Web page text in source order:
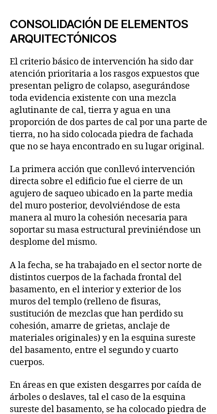
CONSOLIDACIÓN DE ELEMENTOS
ARQUITECTÓNICOS
El criterio básico de intervención ha sido dar
atención prioritaria a los rasgos expuestos que
presentan peligro de colapso, asegurándose
toda evidencia existente con una mezcla
aglutinante de cal, tierra y agua en una
proporción de dos partes de cal por una parte de
tierra, no ha sido colocada piedra de fachada
que no se haya encontrado en su lugar original.
La primera acción que conllevó intervención
directa sobre el edificio fue el cierre de un
agujero de saqueo ubicado en la parte media
del muro posterior, devolviéndose de esta
manera al muro la cohesión necesaria para
soportar su masa estructural previniéndose un
desplome del mismo.
A la fecha, se ha trabajado en el sector norte de
distintos cuerpos de la fachada frontal del
basamento, en el interior y exterior de los
muros del templo (relleno de fisuras,
sustitución de mezclas que han perdido su
cohesión, amarre de grietas, anclaje de
materiales originales) y en la esquina sureste
del basamento, entre el segundo y cuarto
cuerpos.
En áreas en que existen desgarres por caída de
árboles o deslaves, tal el caso de la esquina
sureste del basamento, se ha colocado piedra de